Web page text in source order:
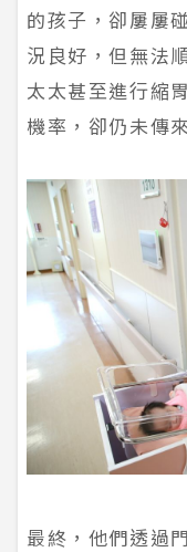
的孩子，卻屢屢
況良好，但無法
太太甚至進行縮
機率，卻仍未傳
最終，他們透過